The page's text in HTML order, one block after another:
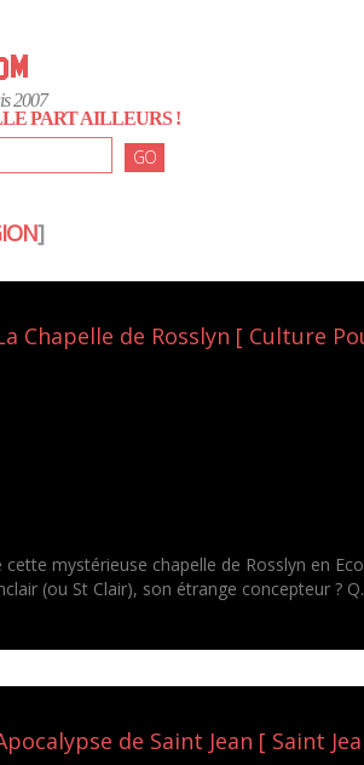
2007
PART AILLEURS !
GO
]
Chapelle de Rosslyn [ Culture
mystérieuse chapelle de Rosslyn en
(ou St Clair), son étrange concepteur ?
de Saint Jean [ Saint